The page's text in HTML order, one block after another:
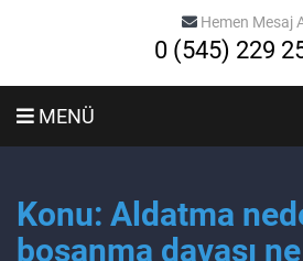
Hemen Mesaj
0 (545) 229
MENÜ
Konu: Aldatma
boşanma davası